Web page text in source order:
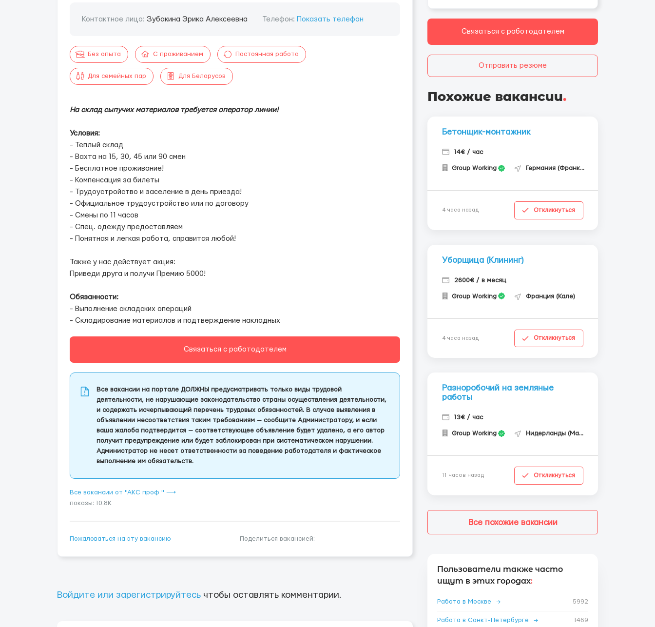
Контактное лицо: Зубакина Эрика Алексеевна Телефон: Показать телефон
Без опыта С проживанием Постоянная работа
Для семейных пар Для Белорусов
На склад сыпучих материалов требуется оператор линии!
Условия:
- Теплый склад
- Вахта на 15, 30, 45 или 90 смен
- Бесплатное проживание!
- Компенсация за билеты
- Трудоустройство и заселение в день приезда!
- Официальное трудоустройство или по договору
- Смены по 11 часов
- Спец. одежду предоставляем
- Понятная и легкая работа, справится любой!
Также у нас действует акция:
Приведи друга и получи Премию 5000!
Обязанности:
- Выполнение складских операций
- Складирование материалов и подтверждение накладных
Связаться с работодателем
Все вакансии на портале ДОЛЖНЫ предусматривать только виды трудовой
деятельности, не нарушающие законодательство страны осуществления деятельности,
и содержать исчерпывающий перечень трудовых обязанностей. В случае выявления в
объявлении несоответствия таким требованиям — сообщите Администратору, и если
ваша жалоба подтвердится — соответствующее объявление будет удалено, а его автор
получит предупреждение или будет заблокирован при систематическом нарушении.
Администратор не несет ответственности за поведение работодателя и фактическое
выполнение им обязательств.
Все вакансии от "АКС проф " ⟶
показы: 10.8K
Пожаловаться на эту вакансию Поделиться вакансией:
Войдите или зарегистрируйтесь чтобы оставлять комментарии.
Связаться с работодателем
Отправить резюме
Похожие вакансии.
Бетонщик-монтажник
14€ / час
Group Working Германия (Франкфурт-на-Майне)
4 часа назад Откликнуться
Уборщица (Клининг)
2600€ / в месяц
Group Working Франция (Кале)
4 часа назад Откликнуться
Разноробочий на земляные
работы
13€ / час
Group Working Нидерланды (Маастрихт)
11 часов назад Откликнуться
Все похожие вакансии
Пользователи также часто
ищут в этих городах:
Работа в Москве → 5992
Работа в Санкт-Петербурге → 1469